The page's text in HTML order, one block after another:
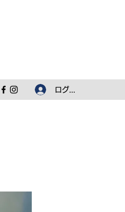
ログイン